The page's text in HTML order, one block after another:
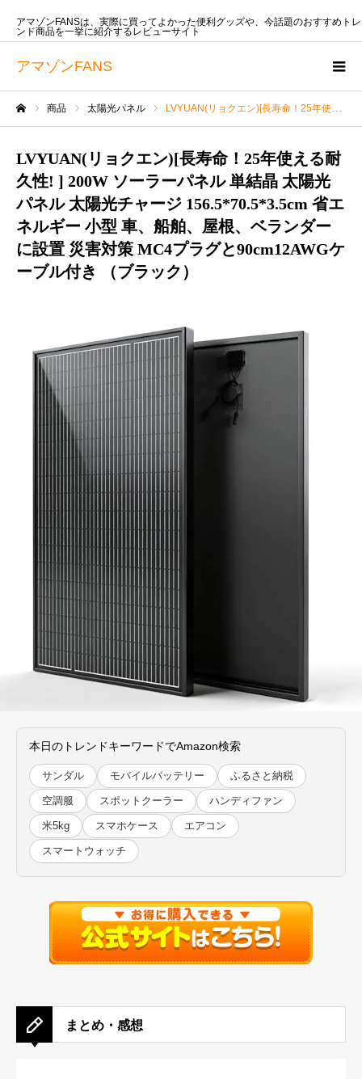
アマゾンFANS
アマゾンFANSは、実際に買ってよかった便利グッズや、今話題のおすすめトレ
ンド商品を一挙に紹介するレビューサイト
商品 太陽光パネル LVYUAN(リョクエン)[長寿命！25年使える耐久性! ] 200W ソーラーパネル 単結晶 太陽光パネル 太陽光チャージ 156.5*70.5*3.5cm 省エネルギー 小型 車、船舶、屋根、ベランダーに設置 災害対策 MC4プラグと90cm12AWGケーブル付き （ブラック）
LVYUAN(リョクエン)[長寿命！25年使える耐
久性! ] 200W ソーラーパネル 単結晶 太陽光
パネル 太陽光チャージ 156.5*70.5*3.5cm 省エ
ネルギー 小型 車、船舶、屋根、ベランダー
に設置 災害対策 MC4プラグと90cm12AWGケ
ーブル付き （ブラック）
本日のトレンドキーワードでAmazon検索
サンダル モバイルバッテリー ふるさと納税
空調服 スポットクーラー ハンディファン
米5kg スマホケース エアコン
スマートウォッチ
まとめ・感想